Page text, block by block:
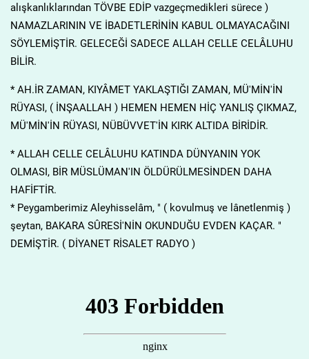
alışkanlıklarından TÖVBE EDİP vazgeçmedikleri sürece )
NAMAZLARININ VE İBADETLERİNİN KABUL OLMAYACAĞINI
SÖYLEMİŞTİR. GELECEĞİ SADECE ALLAH CELLE CELÂLUHU
BİLİR.
* AH.İR ZAMAN, KIYÂMET YAKLAŞTIĞI ZAMAN, MÜ'MİN'İN
RÜYASI, ( İNŞAALLAH ) HEMEN HEMEN HİÇ YANLIŞ ÇIKMAZ,
MÜ'MİN'İN RÜYASI, NÜBÜVVET'İN KIRK ALTIDA BİRİDİR.
* ALLAH CELLE CELÂLUHU KATINDA DÜNYANIN YOK
OLMASI, BİR MÜSLÜMAN'IN ÖLDÜRÜLMESİNDEN DAHA
HAFİFTİR.
* Peygamberimiz Aleyhisselâm, " ( kovulmuş ve lânetlenmiş )
şeytan, BAKARA SÛRESİ'NİN OKUNDUĞU EVDEN KAÇAR. "
DEMİŞTİR. ( DİYANET RİSALET RADYO )